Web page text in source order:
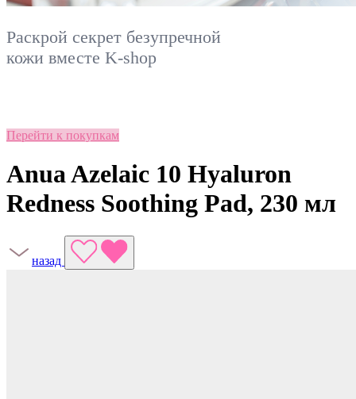
Раскрой секрет безупречной
кожи вместе K-shop
Перейти к покупкам
Anua Azelaic 10 Hyaluron
Redness Soothing Pad, 230 мл
назад